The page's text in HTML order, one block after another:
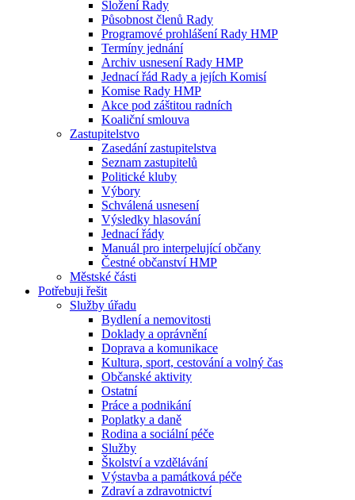
Složení Rady
Působnost členů Rady
Programové prohlášení Rady HMP
Termíny jednání
Archiv usnesení Rady HMP
Jednací řád Rady a jejích Komisí
Komise Rady HMP
Akce pod záštitou radních
Koaliční smlouva
Zastupitelstvo
Zasedání zastupitelstva
Seznam zastupitelů
Politické kluby
Výbory
Schválená usnesení
Výsledky hlasování
Jednací řády
Manuál pro interpelující občany
Čestné občanství HMP
Městské části
Potřebuji řešit
Služby úřadu
Bydlení a nemovitosti
Doklady a oprávnění
Doprava a komunikace
Kultura, sport, cestování a volný čas
Občanské aktivity
Ostatní
Práce a podnikání
Poplatky a daně
Rodina a sociální péče
Služby
Školství a vzdělávání
Výstavba a památková péče
Zdraví a zdravotnictví